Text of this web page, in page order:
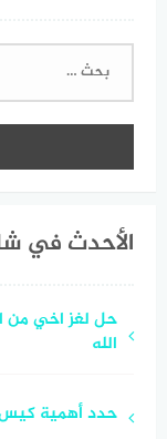
البحث
الأحدث في
حل لغز اخي
الله
حدد أهمية كيس